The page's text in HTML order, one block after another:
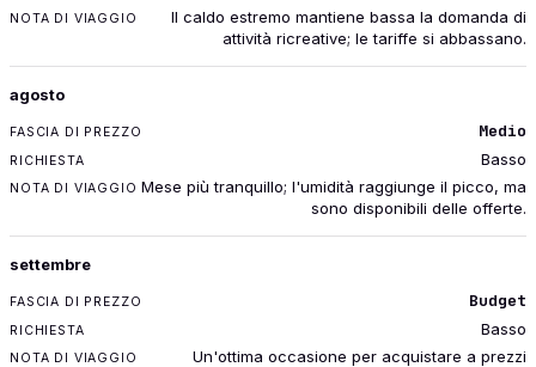
Il caldo estremo mantiene bassa la domanda di
attività ricreative; le tariffe si abbassano.
agosto
Medio
Basso
Mese più tranquillo; l'umidità raggiunge il picco, ma
sono disponibili delle offerte.
settembre
Budget
Basso
Un'ottima occasione per acquistare a prezzi